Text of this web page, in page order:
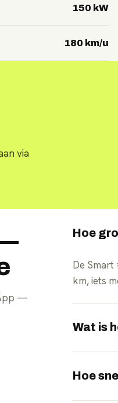
150 kW
180 km/u
via
—
Hoe
De
km, iets
Wat is
Hoe